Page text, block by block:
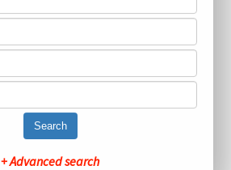
Search
+ Advanced search